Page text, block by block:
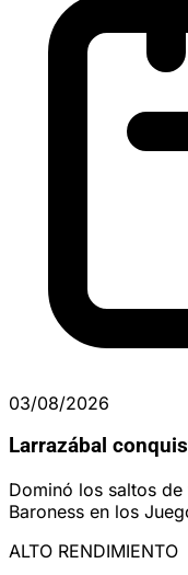
03/08/2026
Larrazábal
Dominó los saltos
Baroness en los
ALTO RENDIMIENTO